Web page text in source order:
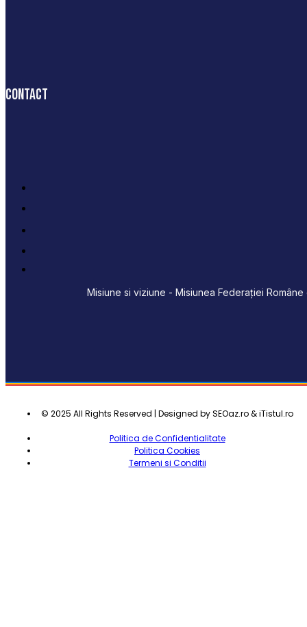
Contact
Misiune si viziune - Misiunea Federației
© 2025 All Rights Reserved | Designed by SEOaz.ro & iTistul.ro
Politica de Confidentialitate
Politica Cookies
Termeni si Conditii